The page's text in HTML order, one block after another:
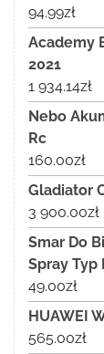
94.99zł
Academy
2021
1 934.14zł
Nebo
Rc
160.00zł
Gladiator
3 900.00zł
Smar Do
Spray Typ
49.00zł
HUAWEI
565.00zł